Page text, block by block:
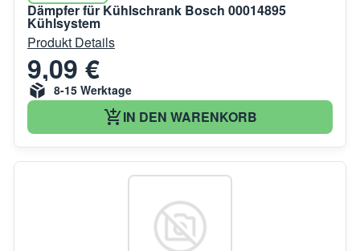
Dämpfer für Kühlschrank Bosch 00014895
Kühlsystem
Produkt Details
9,09 €
8-15 Werktage
IN DEN WARENKORB